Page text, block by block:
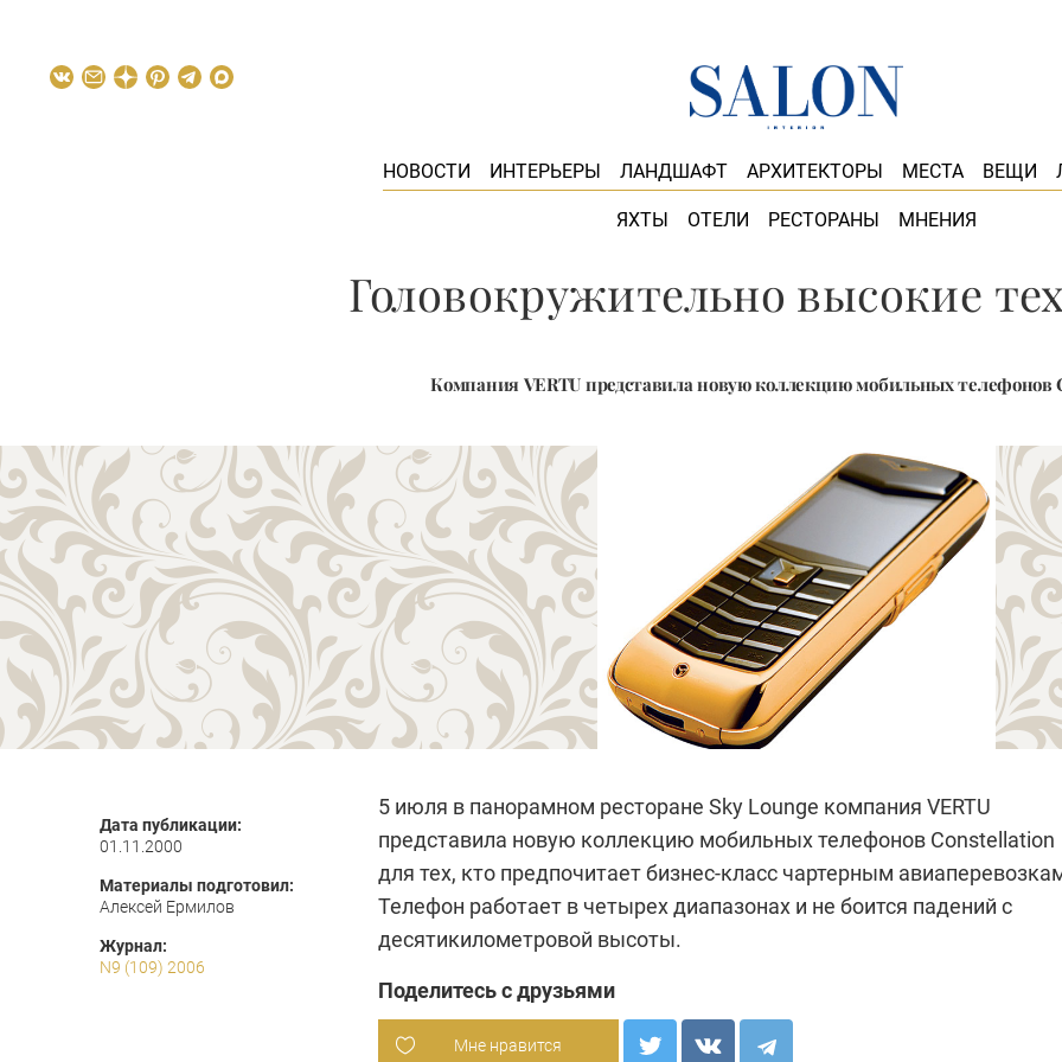
НОВОСТИ ИНТЕРЬЕРЫ ЛАНДШАФТ АРХИТЕКТОРЫ МЕСТА ВЕЩИ
ЯХТЫ ОТЕЛИ РЕСТОРАНЫ МНЕНИЯ
Головокружительно высокие
Компания VERTU представила новую коллекцию мобильных телефонов
Дата публикации:
01.11.2000
Материалы подготовил:
Алексей Ермилов
Журнал:
N9 (109) 2006
5 июля в панорамном ресторане Sky Lounge компания VERTU
представила новую коллекцию мобильных телефонов Constellation
для тех, кто предпочитает бизнес-класс чартерным
Телефон работает в четырех диапазонах и не боится падений с
десятикилометровой высоты.
Поделитесь с друзьями
Мне нравится